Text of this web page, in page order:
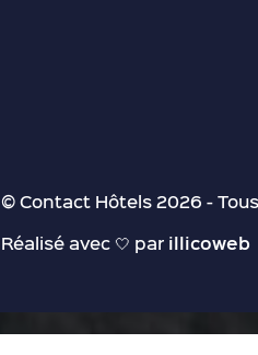
© Contact Hôtels 2026 -
Réalisé avec 🤍 par illicoweb